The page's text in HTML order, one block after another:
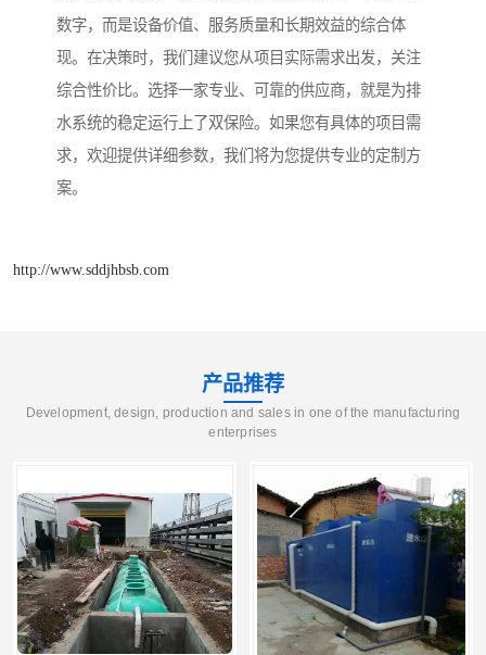
数字，而是设备价值、服务质量和长期效益的综合体
现。在决策时，我们建议您从项目实际需求出发，关注
综合性价比。选择一家专业、可靠的供应商，就是为排
水系统的稳定运行上了双保险。如果您有具体的项目需
求，欢迎提供详细参数，我们将为您提供专业的定制方
案。
http://www.sddjhbsb.com
产品推荐
Development, design, production and sales in one of the manufacturing
enterprises